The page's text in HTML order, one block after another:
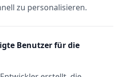
zu personalisieren.
Benutzer für die